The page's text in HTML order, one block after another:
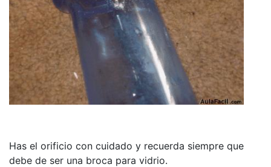
Has el orificio con cuidado y recuerda siempre que
debe de ser una broca para vidrio.